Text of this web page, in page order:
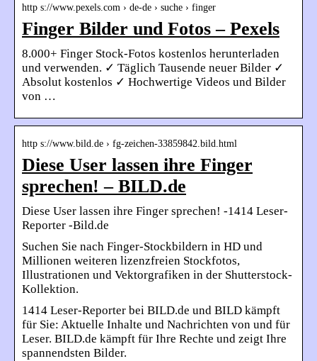
http s://www.pexels.com › de-de › suche › finger
Finger Bilder und Fotos – Pexels
8.000+ Finger Stock-Fotos kostenlos herunterladen
und verwenden. ✓ Täglich Tausende neuer Bilder ✓
Absolut kostenlos ✓ Hochwertige Videos und Bilder
von …
http s://www.bild.de › fg-zeichen-33859842.bild.html
Diese User lassen ihre Finger
sprechen! – BILD.de
Diese User lassen ihre Finger sprechen! -1414 Leser-
Reporter -Bild.de
Suchen Sie nach Finger-Stockbildern in HD und
Millionen weiteren lizenzfreien Stockfotos,
Illustrationen und Vektorgrafiken in der Shutterstock-
Kollektion.
1414 Leser-Reporter bei BILD.de und BILD kämpft
für Sie: Aktuelle Inhalte und Nachrichten von und für
Leser. BILD.de kämpft für Ihre Rechte und zeigt Ihre
spannendsten Bilder.